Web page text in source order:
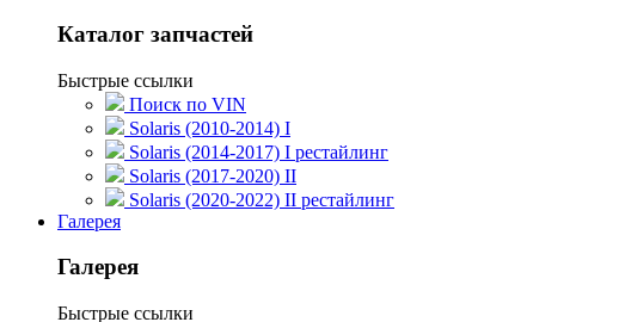
Каталог запчастей
Быстрые ссылки
Поиск по VIN
Solaris (2010-2014) I
Solaris (2014-2017) I рестайлинг
Solaris (2017-2020) II
Solaris (2020-2022) II рестайлинг
Галерея
Галерея
Быстрые ссылки